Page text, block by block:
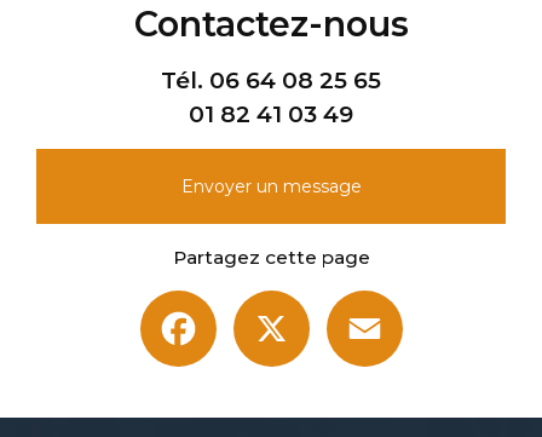
Contactez-nous
Tél. 06 64 08 25 65
01 82 41 03 49
Envoyer un message
Partagez cette page
Facebook